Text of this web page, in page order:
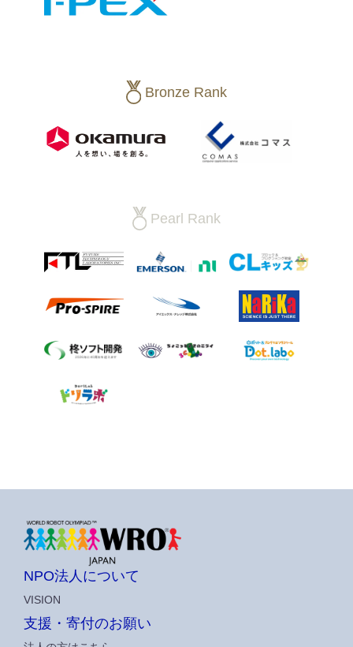
Bronze Rank
Pearl Rank
NPO法人について
VISION
支援・寄付のお願い